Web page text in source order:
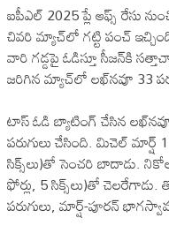
ఐపీఎల్ 2025 ప్లే ఆఫ్స్ రేసు
చివరి మ్యాచ్‌లో గట్టి పంచ్
వారి గడ్డపై ఓడిస్తూ సీజన్‌కి
జరిగిన మ్యాచ్‌లో లఖ్‌నవూ 33
టాస్ ఓడి బ్యాటింగ్ చేసిన లఖ్‌నవూ,
పరుగులు చేసింది. మిచెల్ మార్ష్
సిక్స్‌లు)తో సెంచరి బాదాడు.
ఫోర్లు, 5 సిక్స్‌లు)తో
పరుగులు, మార్ష్-పూరన్